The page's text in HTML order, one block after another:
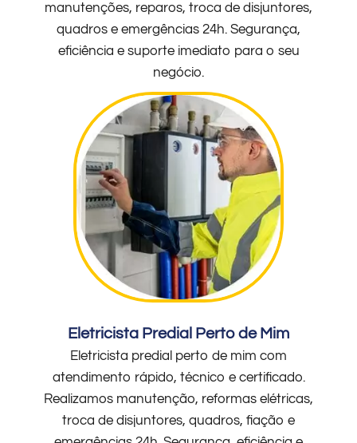
manutenções, reparos, troca de disjuntores,
quadros e emergências 24h. Segurança,
eficiência e suporte imediato para o seu
negócio.
Eletricista Predial Perto de Mim
Eletricista predial perto de mim com
atendimento rápido, técnico e certificado.
Realizamos manutenção, reformas elétricas,
troca de disjuntores, quadros, fiação e